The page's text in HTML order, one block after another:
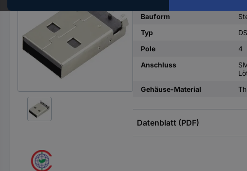
ein
Bauform
Typ
Pole
4
Anschluss
Gehäuse-Material
Datenblatt (PDF)